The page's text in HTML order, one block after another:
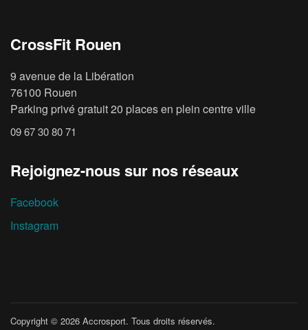
CrossFit Rouen
9 avenue de la Libération
76100 Rouen
Parking privé gratuit 20 places en plein centre ville
09 67 30 80 71
Rejoignez-nous sur nos réseaux
Facebook
Instagram
Copyright © 2026 Accrosport. Tous droits réservés.